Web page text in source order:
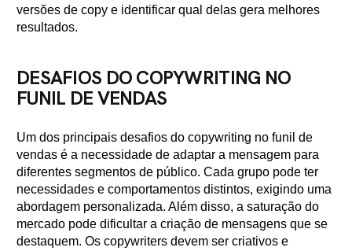
versões de copy e identificar qual delas gera melhores
resultados.
DESAFIOS DO COPYWRITING NO
FUNIL DE VENDAS
Um dos principais desafios do copywriting no funil de
vendas é a necessidade de adaptar a mensagem para
diferentes segmentos de público. Cada grupo pode ter
necessidades e comportamentos distintos, exigindo uma
abordagem personalizada. Além disso, a saturação do
mercado pode dificultar a criação de mensagens que se
destaquem. Os copywriters devem ser criativos e